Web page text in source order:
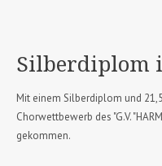
Silberdiplom
Mit einem Silberdiplom und
Chorwettbewerb des "G.V.
gekommen.